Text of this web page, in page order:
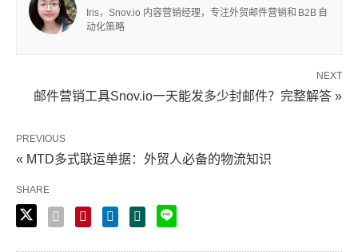
Iris，Snov.io 内容营销经理，专注外贸邮件营销和 B2B 自
动化策略
NEXT
邮件营销工具Snov.io一天能发多少封邮件？完整解答 »
PREVIOUS
« MTD多式联运单据：外贸人必备的物流知识
SHARE